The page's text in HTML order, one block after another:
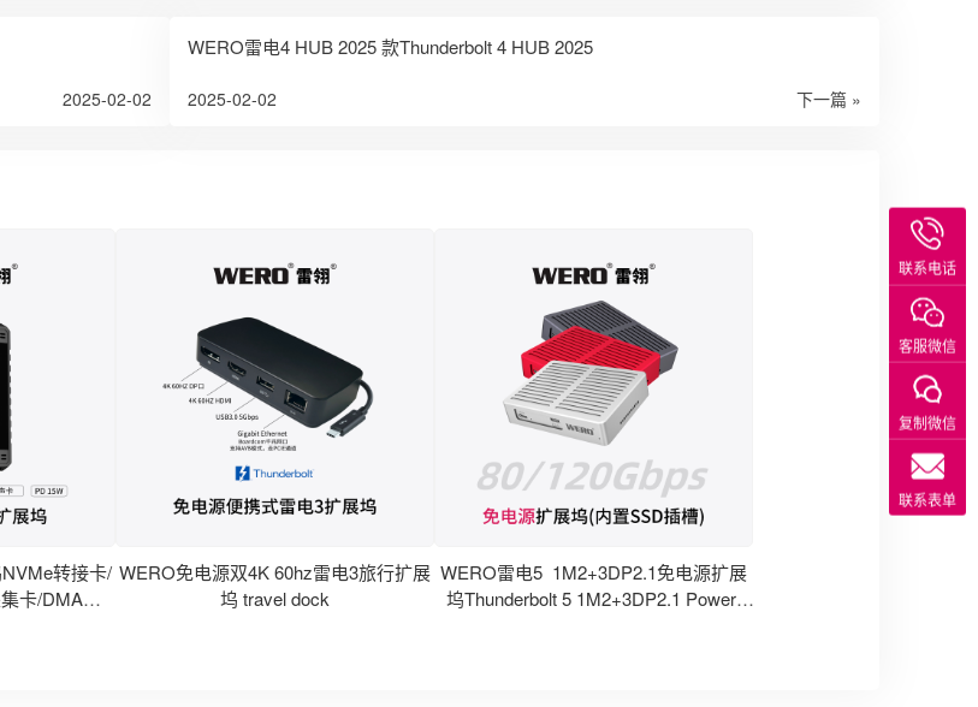
2025-02-02
WERO雷电4 HUB 2025 款Thunderbolt 4 HUB 2025
下一篇 »
2025-02-02
转接卡/
卡/DMA
WERO免电源双4K 60hz雷电3旅行扩展
坞 travel dock
WERO雷电5 1M2+3DP2.1免电源扩展
坞Thunderbolt 5 1M2+3DP2.1 Power-
联系电话
客服微信
复制微信
联系表单